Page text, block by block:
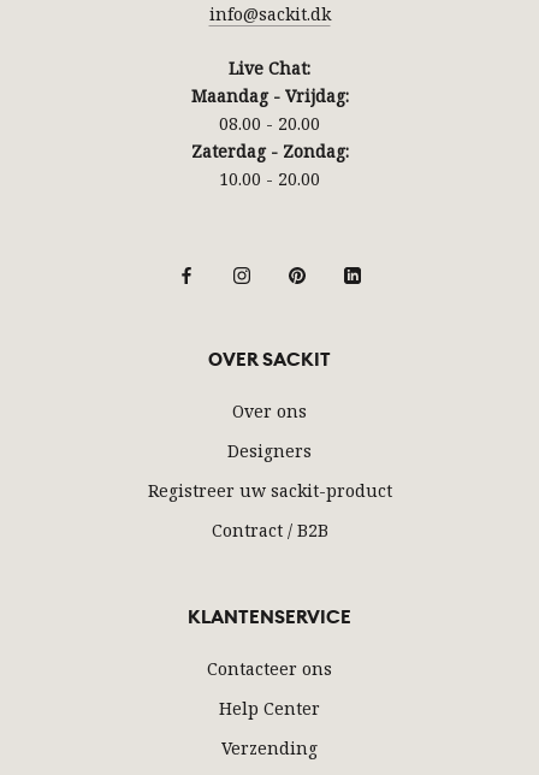
info@sackit.dk
Live Chat:
Maandag - Vrijdag:
08.00 - 20.00
Zaterdag - Zondag:
10.00 - 20.00
OVER SACKIT
Over ons
Designers
Registreer uw sackit-product
Contract / B2B
KLANTENSERVICE
Contacteer ons
Help Center
Verzending